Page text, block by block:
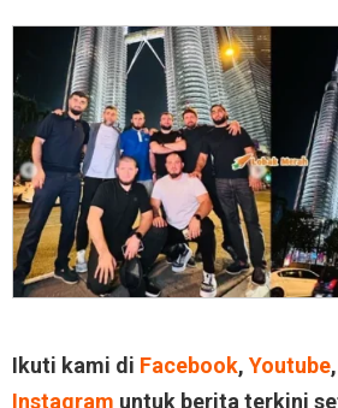
Ikuti kami di Facebook, Youtube,
Instagram untuk berita terkini